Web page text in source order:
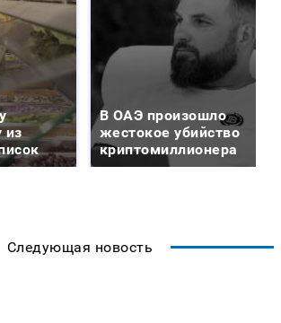
из
В ОАЭ произошло
жестокое убийство
криптомиллионера
Следующая новость